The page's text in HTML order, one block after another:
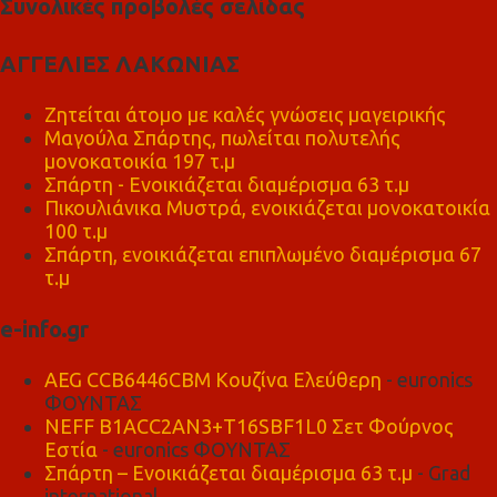
Συνολικές προβολές σελίδας
ΑΓΓΕΛΙΕΣ ΛΑΚΩΝΙΑΣ
Ζητείται άτομο με καλές γνώσεις μαγειρικής
Μαγούλα Σπάρτης, πωλείται πολυτελής
μονοκατοικία 197 τ.μ
Σπάρτη - Ενοικιάζεται διαμέρισμα 63 τ.μ
Πικουλιάνικα Μυστρά, ενοικιάζεται μονοκατοικία
100 τ.μ
Σπάρτη, ενοικιάζεται επιπλωμένο διαμέρισμα 67
τ.μ
e-info.gr
AEG CCB6446CBM Κουζίνα Ελεύθερη - euronics
ΦΟΥΝΤΑΣ
NEFF B1ACC2AN3+T16SBF1L0 Σετ Φούρνος
Εστία - euronics ΦΟΥΝΤΑΣ
Σπάρτη – Ενοικιάζεται διαμέρισμα 63 τ.μ - Grad